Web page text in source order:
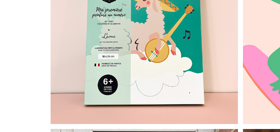
Peinture au numéro Colibri
PEINTURE / ILLUSTRATION